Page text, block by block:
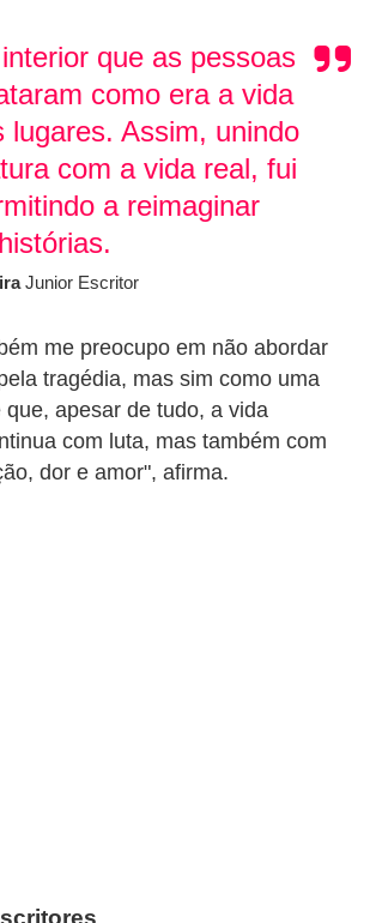
que as pessoas
como era a vida
lugares. Assim, unindo
com a vida real, fui
a reimaginar
Junior Escritor
me preocupo em não abordar
tragédia, mas sim como uma
que, apesar de tudo, a vida
com luta, mas também com
dor e amor", afirma.